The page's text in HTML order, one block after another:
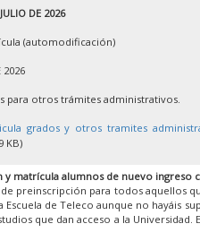
DE 2026
(automodificación)
2026
para otros trámites administrativos.
grados y otros tramites
KB)
y matrícula alumnos de nuevo ingreso
preinscripción para todos aquellos
Escuela de Teleco aunque no hayáis
que dan acceso a la Universidad.